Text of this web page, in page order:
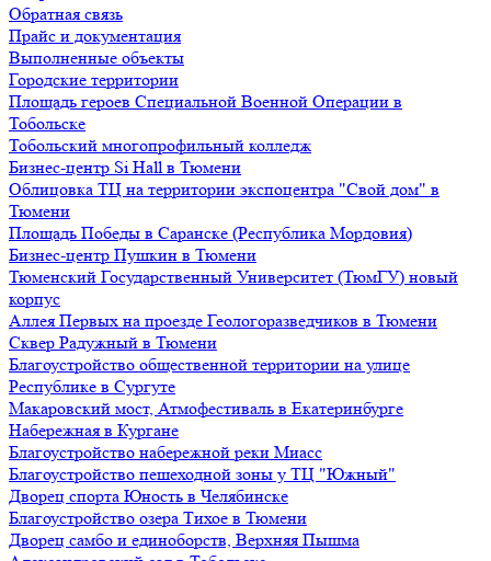
Обратная связь
Прайс и документация
Выполненные объекты
Городские территории
Площадь героев Специальной Военной Операции в
Тобольске
Тобольский многопрофильный колледж
Бизнес-центр Si Hall в Тюмени
Облицовка ТЦ на территории экспоцентра "Свой дом" в
Тюмени
Площадь Победы в Саранске (Республика Мордовия)
Бизнес-центр Пушкин в Тюмени
Тюменский Государственный Университет (ТюмГУ) новый
корпус
Аллея Первых на проезде Геологоразведчиков в Тюмени
Сквер Радужный в Тюмени
Благоустройство общественной территории на улице
Республике в Сургуте
Макаровский мост, Атмофестиваль в Екатеринбурге
Набережная в Кургане
Благоустройство набережной реки Миасс
Благоустройство пешеходной зоны у ТЦ "Южный"
Дворец спорта Юность в Челябинске
Благоустройство озера Тихое в Тюмени
Дворец самбо и единоборств, Верхняя Пышма